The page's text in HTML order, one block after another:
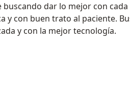
dar lo mejor con cada
y con buen trato al paciente.
y con la mejor tecnología.